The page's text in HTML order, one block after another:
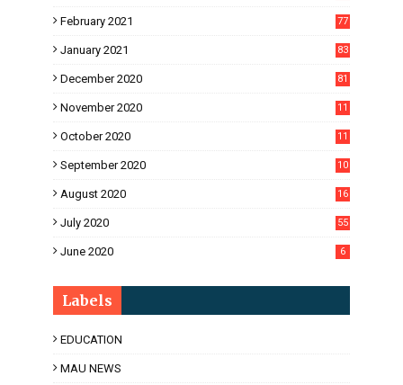
February 2021 77
January 2021 83
December 2020 81
November 2020
11
October 2020
11
September 2020
10
August 2020
16
July 2020 55
June 2020 6
Labels
EDUCATION
MAU NEWS